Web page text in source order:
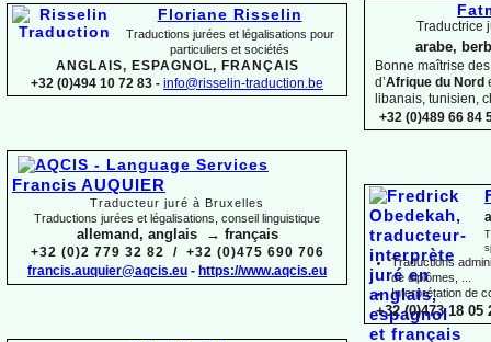
Traductrice
arabe,
Bonne maîtrise
d’Afrique du Nord
libanais, tunisien,
+32 (0)489 66 84
Traductions
de diplômes, ...
Interprétation de
+32 (0)473 18 05
Floriane Risselin
Traductions jurées et légalisations pour
particuliers et sociétés
ANGLAIS, ESPAGNOL, FRANÇAIS
+32 (0)494 10 72 83 - info@risselin-traduction.be
Francis AUQUIER
Traducteur juré à Bruxelles
Traductions jurées et légalisations, conseil linguistique
allemand, anglais → français
+32 (0)2 779 32 82 / +32 (0)475 690 706
francis.auquier@aqcis.eu - https://www.aqcis.eu